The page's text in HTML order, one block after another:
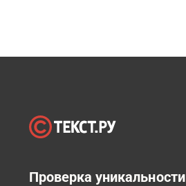
Проверка уникальности